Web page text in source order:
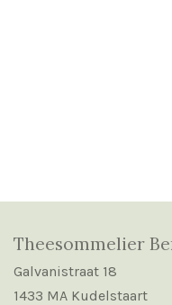
Theesommelier
Galvanistraat 18
1433 MA Kudelstaart